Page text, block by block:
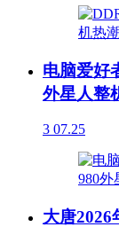
电脑爱好
外星人整
3 07.25
大唐2026